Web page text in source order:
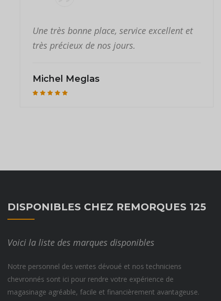
Une très bonne place, service excellent et
très précieux de nos jours.
Michel Meglas
DISPONIBLES CHEZ REMORQUES 125
Voici la liste des marques disponibles
Notre personnel des ventes dévoué et nos techniciens
chevronnés sont ici pour rendre votre expérience de
magasinage agréable, facile et financièrement avantageuse.